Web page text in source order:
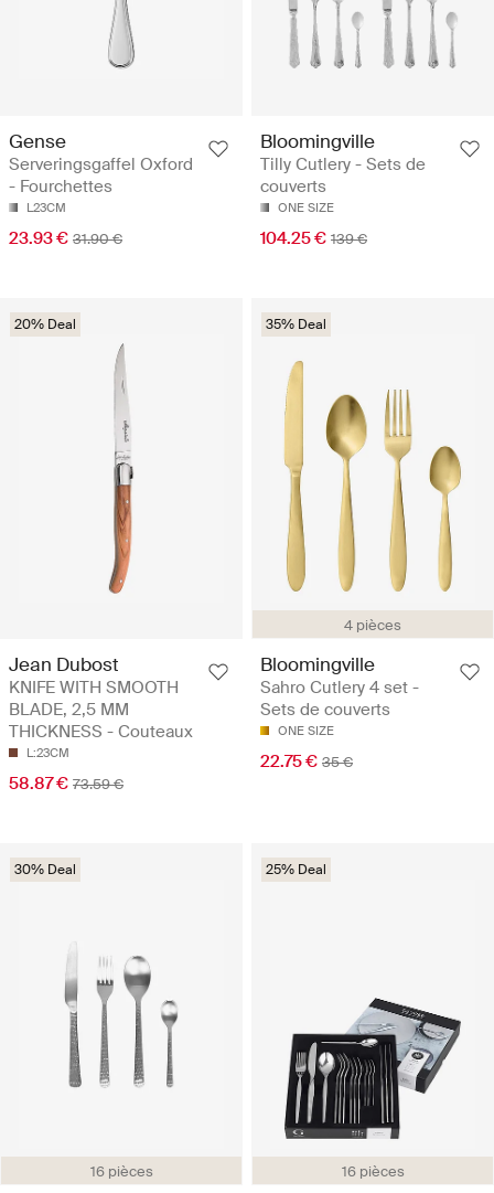
Gense
Serveringsgaffel Oxford
- Fourchettes
L23CM
23.93 € 31.90 €
Bloomingville
Tilly Cutlery - Sets de
couverts
ONE SIZE
104.25 € 139 €
20% Deal
Jean Dubost
KNIFE WITH SMOOTH
BLADE, 2,5 MM
THICKNESS - Couteaux
L:23CM
58.87 € 73.59 €
4 pièces
35% Deal
Bloomingville
Sahro Cutlery 4 set -
Sets de couverts
ONE SIZE
22.75 € 35 €
16 pièces
30% Deal
16 pièces
25% Deal